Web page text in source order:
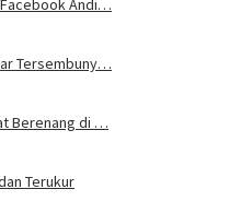
Andi…
Tersembuny…
Berenang di …
Terukur